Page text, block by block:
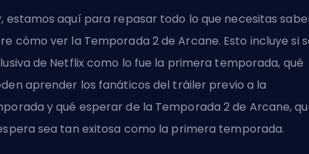
estamos aquí para repasar todo lo que necesitas
cómo ver la Temporada 2 de Arcane. Esto incluye si
de Netflix como lo fue la primera temporada, qué
aprender los fanáticos del tráiler previo a la
y qué esperar de la Temporada 2 de Arcane,
sea tan exitosa como la primera temporada.